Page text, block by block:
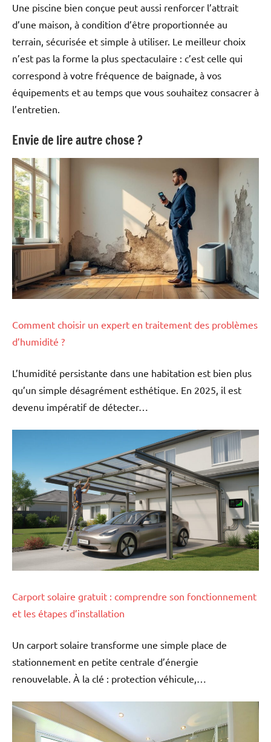
Une piscine bien conçue peut aussi renforcer l’attrait
d’une maison, à condition d’être proportionnée au
terrain, sécurisée et simple à utiliser. Le meilleur choix
n’est pas la forme la plus spectaculaire : c’est celle qui
correspond à votre fréquence de baignade, à vos
équipements et au temps que vous souhaitez consacrer à
l’entretien.
Envie de lire autre chose ?
Comment choisir un expert en traitement des problèmes
d’humidité ?
L’humidité persistante dans une habitation est bien plus
qu’un simple désagrément esthétique. En 2025, il est
devenu impératif de détecter…
Carport solaire gratuit : comprendre son fonctionnement
et les étapes d’installation
Un carport solaire transforme une simple place de
stationnement en petite centrale d’énergie
renouvelable. À la clé : protection véhicule,…